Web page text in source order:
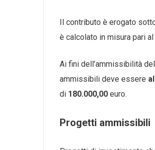
Il contributo è erogato
è calcolato in misura pari al
Ai fini dell’ammissibilità
ammissibili deve essere
di 180.000,00 euro.
Progetti ammissibili